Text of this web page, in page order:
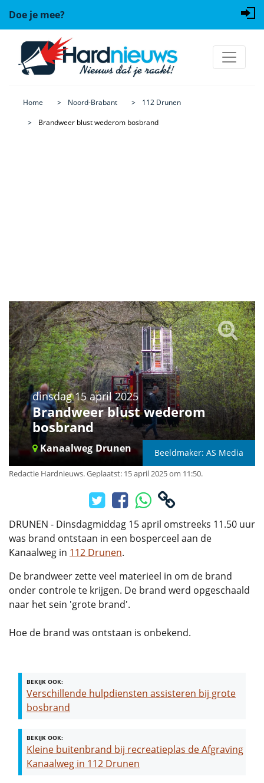
Doe je mee?
Home Noord-Brabant
112 Drunen
Brandweer blust wederom bosbrand
dinsdag 15 april 2025
Brandweer blust wederom
bosbrand
Kanaalweg Drunen Beeldmaker: AS Media
Redactie Hardnieuws.Geplaatst: 15 april 2025 om 11:50.
DRUNEN - Dinsdagmiddag 15 april omstreeks 11.50 uur
was brand ontstaan in een bosperceel aan de
Kanaalweg in 112 Drunen.
De brandweer zette veel materieel in om de brand
onder controle te krijgen. De brand werd opgeschaald
naar het sein 'grote brand'.
Hoe de brand was ontstaan is onbekend.
BEKIJK OOK:
Verschillende hulpdiensten assisteren bij grote
bosbrand
BEKIJK OOK:
Kleine buitenbrand bij recreatieplas de Afgraving
Kanaalweg in 112 Drunen